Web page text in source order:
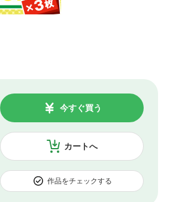
カートへ
今すぐ買う
作品をチェックする